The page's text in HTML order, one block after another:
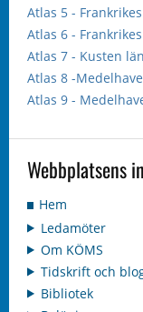
Atlas 5 -
Atlas 6 -
Atlas 7 - Kusten
Atlas 8 -
Atlas 9 -
Webbplatsens
Hem
Ledamöter
Om KÖMS
Tidskrift och
Bibliotek